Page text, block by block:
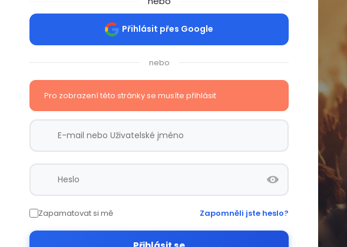
Přihlásit přes Google
nebo
Pro zobrazení této stránky se musíte přihlásit
Zapamatovat si mě Zapomněli jste heslo?